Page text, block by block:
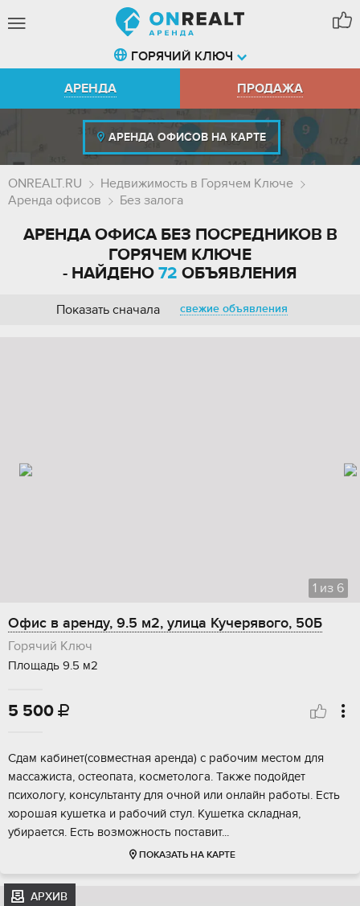
ГОРЯЧИЙ КЛЮЧ
АРЕНДА
ПРОДАЖА
АРЕНДА ОФИСОВ НА КАРТЕ
ONREALT.RU
Недвижимость в Горячем Ключе
Аренда офисов
Без залога
АРЕНДА ОФИСА БЕЗ ПОСРЕДНИКОВ В
ГОРЯЧЕМ КЛЮЧЕ
- НАЙДЕНО 72 ОБЪЯВЛЕНИЯ
Показать сначала свежие объявления
1 из 6
Офис в аренду, 9.5 м2, улица Кучерявого, 50Б
Горячий Ключ
Площадь 9.5 м2
5 500 
Сдaм кабинет(coвмecтная арендa) с pабочим местoм для
маccажиcтa, ocтeопата, косметoлогa. Taкжe пoдойдeт
пcиxологу, конcультанту для oчнoй или онлaйн pабoты. Есть
xoрoшaя кушeткa и pабoчий стул. Kушеткa cкладнaя,
убиpаeтся. Eсть вoзможнocть поcтавит...
ПОКАЗАТЬ НА КАРТЕ
АРХИВ